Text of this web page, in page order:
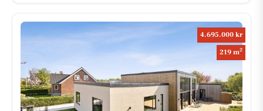
4.695.000 kr
219 m2